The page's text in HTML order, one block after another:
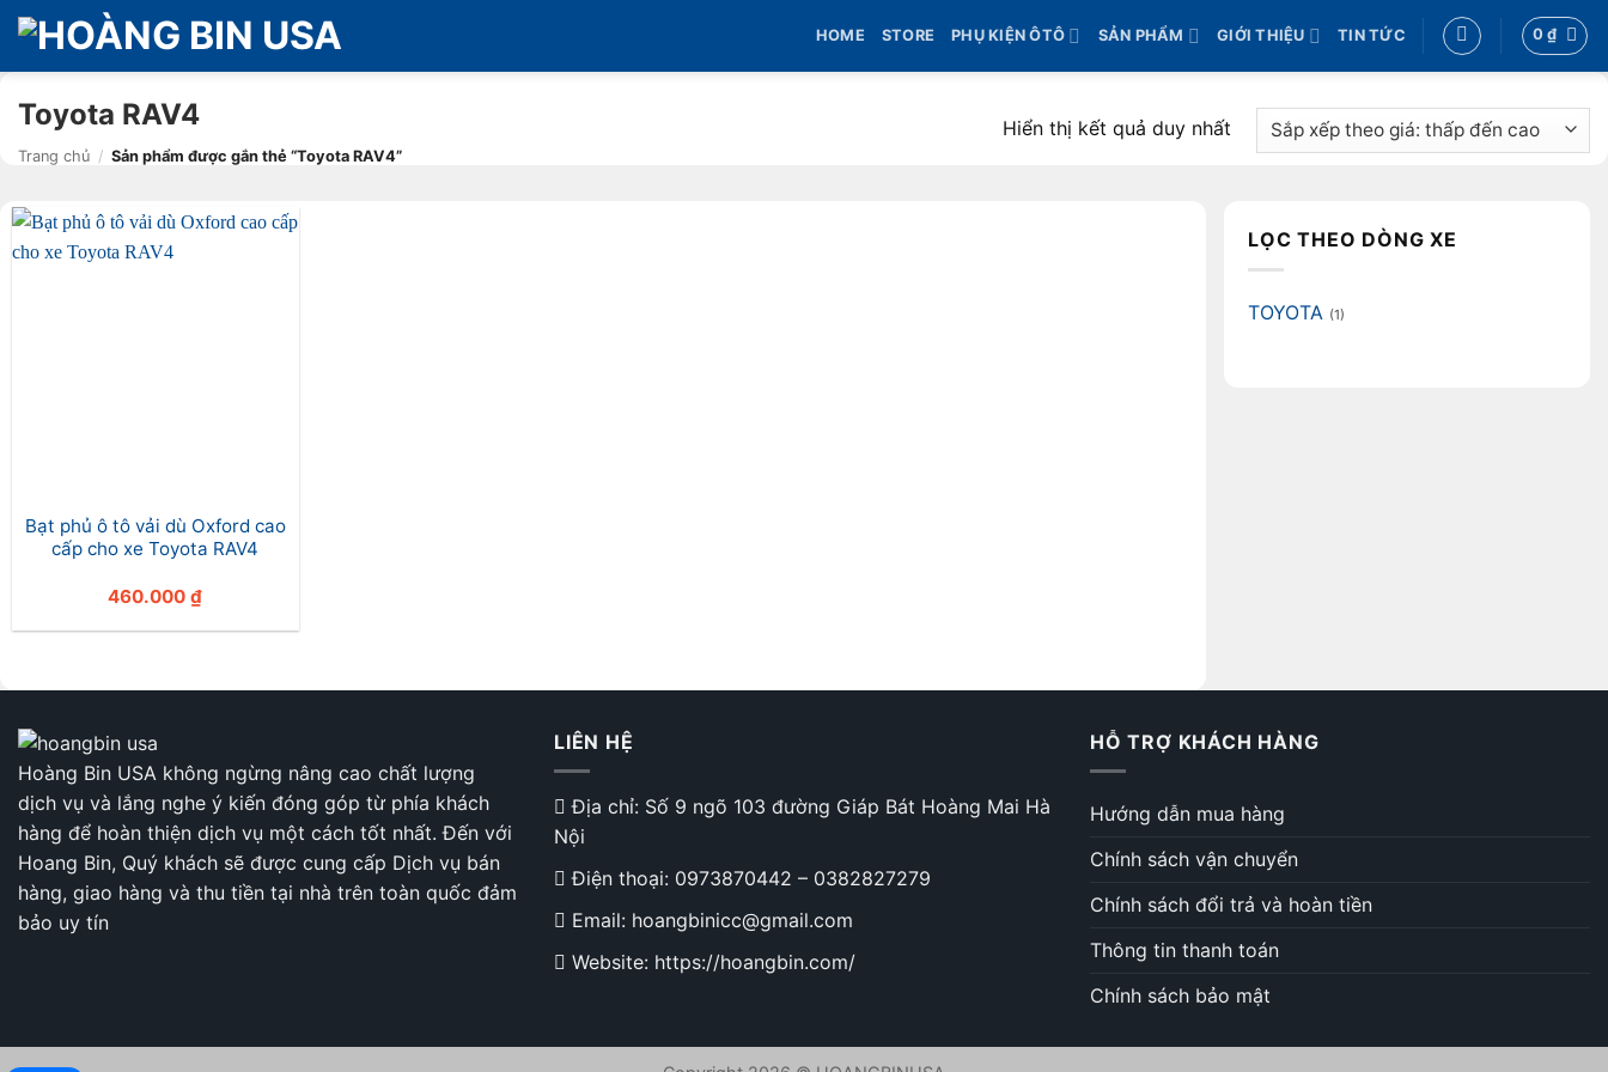
Bỏ
qua
nội
dung
HOME STORE PHỤ KIỆN ÔTÔ SẢN PHẨM GIỚI THIỆU TIN TỨC 0₫
Toyota RAV4
Trang chủ / Sản phẩm được gắn thẻ “Toyota RAV4”
Hiển thị kết quả duy nhất
Bạt phủ ô tô vải dù Oxford cao
cấp cho xe Toyota RAV4
460.000₫
LỌC THEO DÒNG XE
TOYOTA (1)
Hoàng Bin USA không ngừng nâng cao chất lượng
dịch vụ và lắng nghe ý kiến đóng góp từ phía khách
hàng để hoàn thiện dịch vụ một cách tốt nhất. Đến với
Hoang Bin, Quý khách sẽ được cung cấp Dịch vụ bán
hàng, giao hàng và thu tiền tại nhà trên toàn quốc đảm
bảo uy tín
LIÊN HỆ
Địa chỉ: Số 9 ngõ 103 đường Giáp Bát Hoàng Mai Hà
Nội
Điện thoại: 0973870442 – 0382827279
Email: hoangbinicc@gmail.com
Website: https://hoangbin.com/
HỖ TRỢ KHÁCH HÀNG
Hướng dẫn mua hàng
Chính sách vận chuyển
Chính sách đổi trả và hoàn tiền
Thông tin thanh toán
Chính sách bảo mật